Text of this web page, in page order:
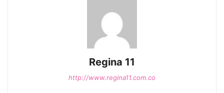
Regina 11
http://www.regina11.com.co